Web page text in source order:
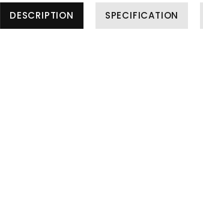
DESCRIPTION SPECIFICATION